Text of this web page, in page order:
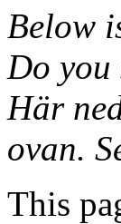
Below
Do you
Här
ovan.
This